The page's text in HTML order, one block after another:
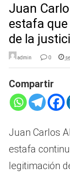
Juan
estafa
de la
admin 0
Compartir
Juan Carlos
estafa
legitimación